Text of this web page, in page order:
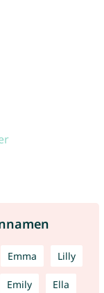
Emma Lilly
Emily Ella